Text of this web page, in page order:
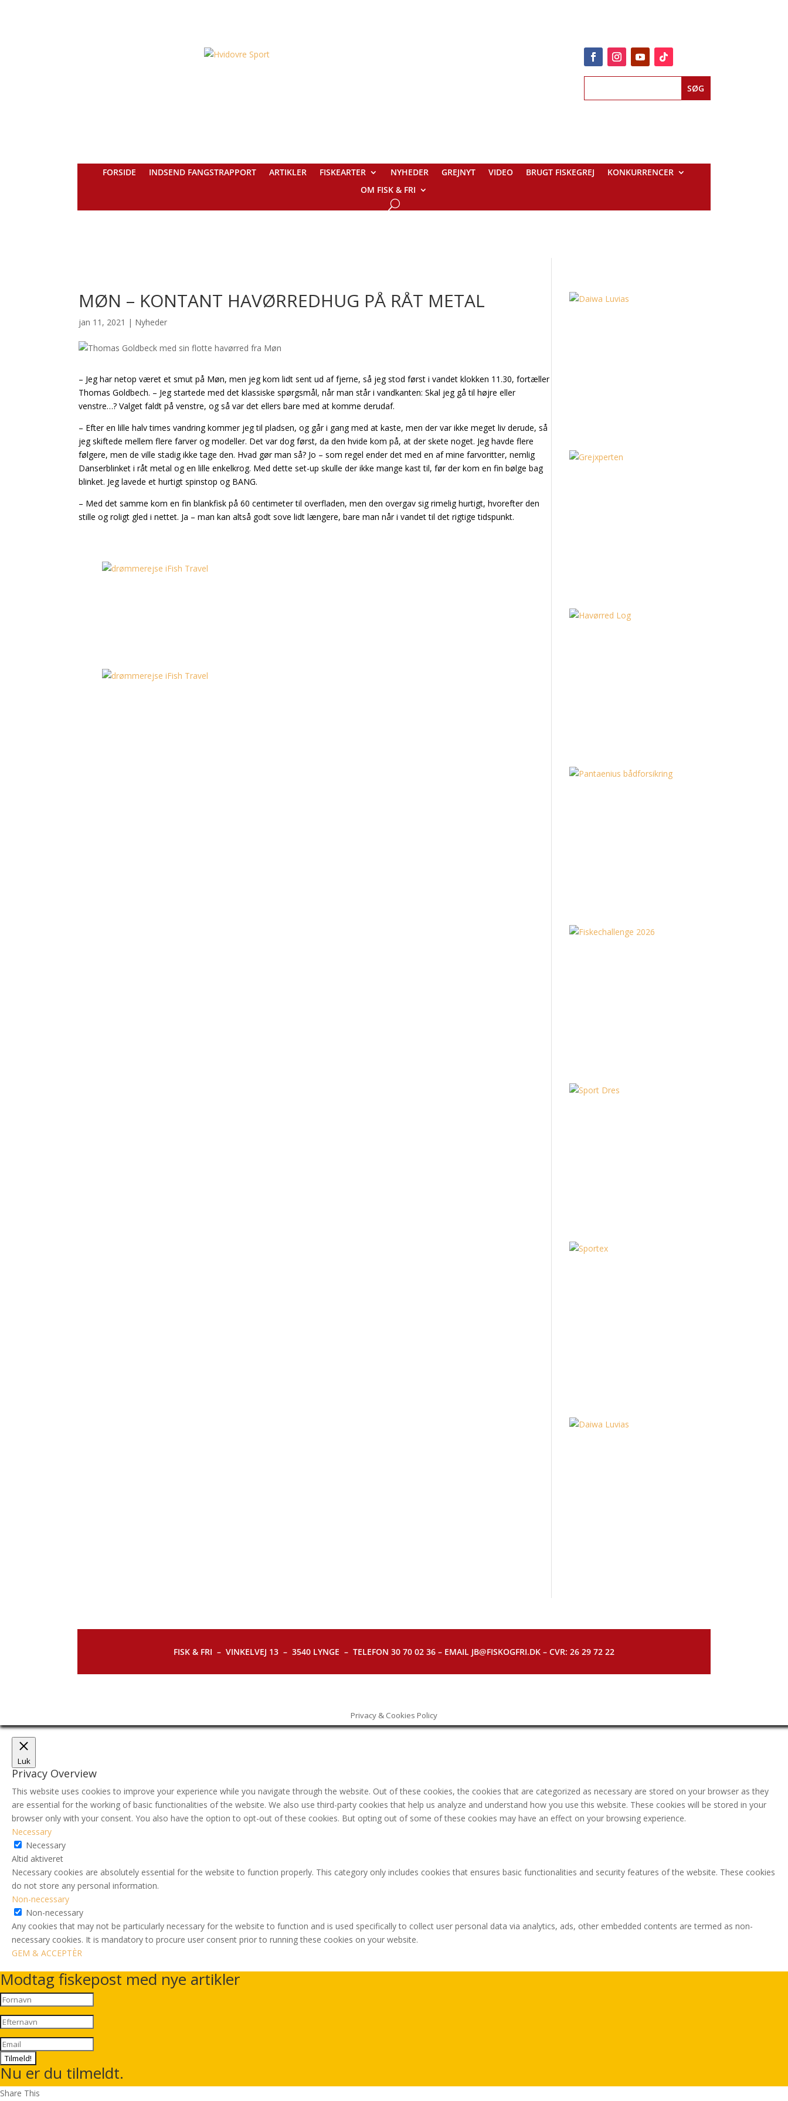
FORSIDE INDSEND FANGSTRAPPORT ARTIKLER FISKEARTER NYHEDER GREJNYT VIDEO BRUGT FISKEGREJ
KONKURRENCER
OM FISK & FRI
MØN – KONTANT HAVØRREDHUG PÅ RÅT METAL
jan 11, 2021 | Nyheder
– Jeg har netop været et smut på Møn, men jeg kom lidt sent ud af fjerne, så jeg stod først i vandet klokken 11.30, fortæller
Thomas Goldbech. – Jeg startede med det klassiske spørgsmål, når man står i vandkanten: Skal jeg gå til højre eller
venstre…? Valget faldt på venstre, og så var det ellers bare med at komme derudaf.
– Efter en lille halv times vandring kommer jeg til pladsen, og går i gang med at kaste, men der var ikke meget liv derude, så
jeg skiftede mellem flere farver og modeller. Det var dog først, da den hvide kom på, at der skete noget. Jeg havde flere
følgere, men de ville stadig ikke tage den. Hvad gør man så? Jo – som regel ender det med en af mine farvoritter, nemlig
Danserblinket i råt metal og en lille enkelkrog. Med dette set-up skulle der ikke mange kast til, før der kom en fin bølge bag
blinket. Jeg lavede et hurtigt spinstop og BANG.
– Med det samme kom en fin blankfisk på 60 centimeter til overfladen, men den overgav sig rimelig hurtigt, hvorefter den
stille og roligt gled i nettet. Ja – man kan altså godt sove lidt længere, bare man når i vandet til det rigtige tidspunkt.
FISK & FRI – VINKELVEJ 13 – 3540 LYNGE – TELEFON 30 70 02 36 – EMAIL JB@FISKOGFRI.DK – CVR: 26 29 72 22
Privacy & Cookies Policy
Luk
Privacy Overview
This website uses cookies to improve your experience while you navigate through the website. Out of these cookies, the cookies that are categorized as necessary are stored on your browser as they
are essential for the working of basic functionalities of the website. We also use third-party cookies that help us analyze and understand how you use this website. These cookies will be stored in your
browser only with your consent. You also have the option to opt-out of these cookies. But opting out of some of these cookies may have an effect on your browsing experience.
Necessary
Necessary
Altid aktiveret
Necessary cookies are absolutely essential for the website to function properly. This category only includes cookies that ensures basic functionalities and security features of the website. These cookies
do not store any personal information.
Non-necessary
Non-necessary
Any cookies that may not be particularly necessary for the website to function and is used specifically to collect user personal data via analytics, ads, other embedded contents are termed as non-
necessary cookies. It is mandatory to procure user consent prior to running these cookies on your website.
GEM & ACCEPTÈR
Modtag fiskepost med nye artikler
Tilmeld!
Nu er du tilmeldt.
Share This